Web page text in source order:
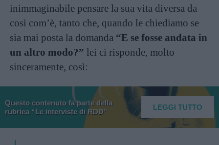
inimmaginabile pensare la sua vita diversa da
così com’è, tanto che, quando le chiediamo se
sia mai posta la domanda “E se fosse andata in
un altro modo?” lei ci risponde, molto
sinceramente, così:
Questo contenuto fa parte della
rubrica “Le interviste di RDD”
LEGGI TUTTO